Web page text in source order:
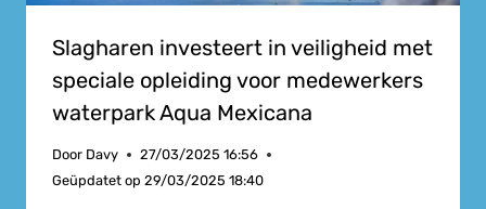
Slagharen investeert in veiligheid met
speciale opleiding voor medewerkers
waterpark Aqua Mexicana
Door Davy
27/03/2025 16:56
Geüpdatet op 29/03/2025 18:40